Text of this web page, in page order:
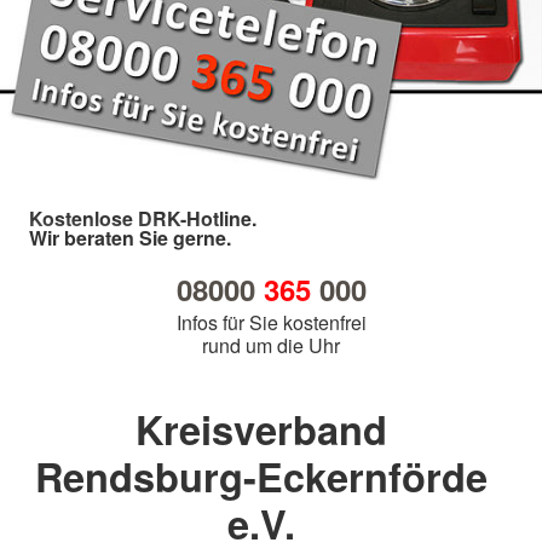
Kostenlose DRK-Hotline.
Wir beraten Sie gerne.
08000 365000
Infos für Sie kostenfrei
rund um die Uhr
Kreisverband
Rendsburg-Eckernförde
e.V.